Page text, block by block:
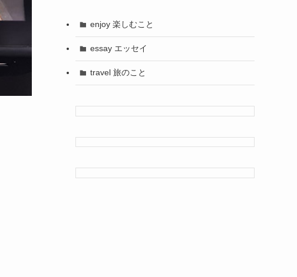
enjoy 楽しむこと
essay エッセイ
travel 旅のこと